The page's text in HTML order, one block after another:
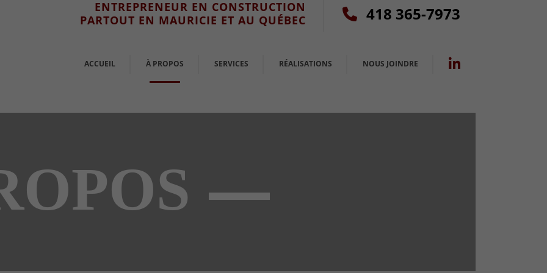
ENTREPRENEUR EN CONSTRUCTION
PARTOUT EN MAURICIE ET AU QUÉBEC
418 365-7973
ACCUEIL À PROPOS SERVICES RÉALISATIONS NOUS JOINDRE